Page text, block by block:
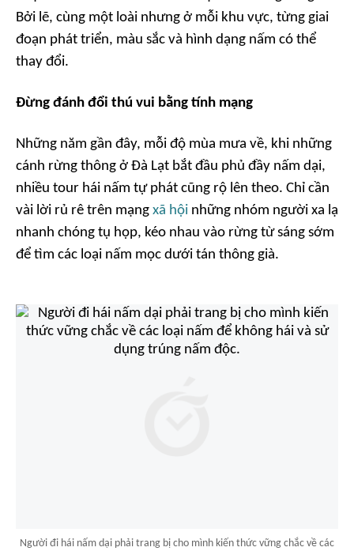
Bởi lẽ, cùng một loài nhưng ở mỗi khu vực, từng giai
đoạn phát triển, màu sắc và hình dạng nấm có thể
thay đổi.
Đừng đánh đổi thú vui bằng tính mạng
Những năm gần đây, mỗi độ mùa mưa về, khi những
cánh rừng thông ở Đà Lạt bắt đầu phủ đầy nấm dại,
nhiều tour hái nấm tự phát cũng rộ lên theo. Chỉ cần
vài lời rủ rê trên mạng xã hội những nhóm người xa lạ
nhanh chóng tụ họp, kéo nhau vào rừng từ sáng sớm
để tìm các loại nấm mọc dưới tán thông già.
Người đi hái nấm dại phải trang bị cho mình kiến thức vững chắc về các